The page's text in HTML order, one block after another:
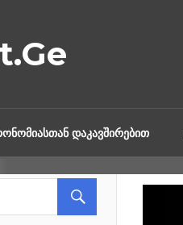
ᲓᲐᲙᲐᲕᲨᲘᲠᲔᲑᲘᲗ